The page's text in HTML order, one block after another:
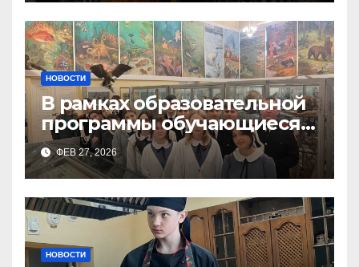
НОВОСТИ
В рамках образовательной
программы обучающиеся
9а,8,9б классов посетили
зоологический музей и
ФЕВ 27, 2026
НОВОСТИ